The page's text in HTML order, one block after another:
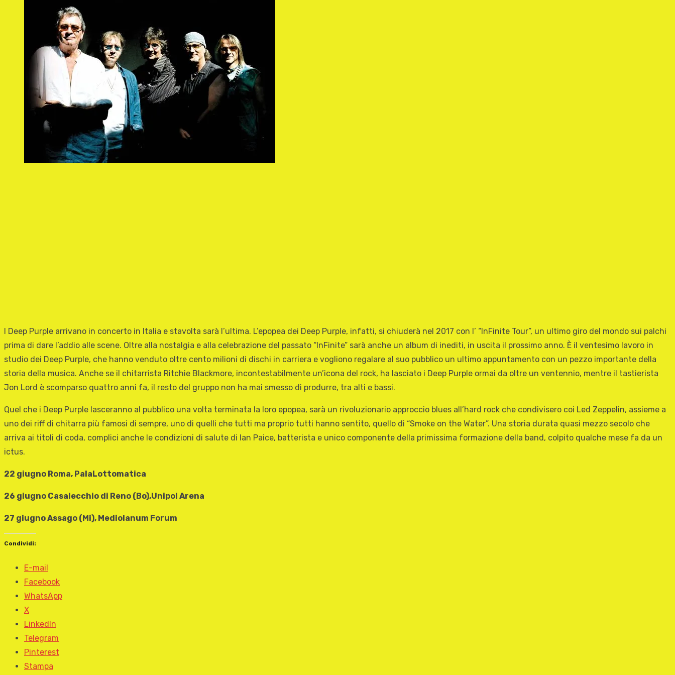
I Deep Purple arrivano in concerto in Italia e stavolta sarà l’ultima. L’epopea dei Deep Purple, infatti, si chiuderà nel 2017 con l’ “InFinite Tour”, un ultimo giro del mondo sui palchi
prima di dare l’addio alle scene. Oltre alla nostalgia e alla celebrazione del passato “InFinite” sarà anche un album di inediti, in uscita il prossimo anno. È il ventesimo lavoro in
studio dei Deep Purple, che hanno venduto oltre cento milioni di dischi in carriera e vogliono regalare al suo pubblico un ultimo appuntamento con un pezzo importante della
storia della musica. Anche se il chitarrista Ritchie Blackmore, incontestabilmente un’icona del rock, ha lasciato i Deep Purple ormai da oltre un ventennio, mentre il tastierista
Jon Lord è scomparso quattro anni fa, il resto del gruppo non ha mai smesso di produrre, tra alti e bassi.
Quel che i Deep Purple lasceranno al pubblico una volta terminata la loro epopea, sarà un rivoluzionario approccio blues all’hard rock che condivisero coi Led Zeppelin, assieme a
uno dei riff di chitarra più famosi di sempre, uno di quelli che tutti ma proprio tutti hanno sentito, quello di “Smoke on the Water”. Una storia durata quasi mezzo secolo che
arriva ai titoli di coda, complici anche le condizioni di salute di Ian Paice, batterista e unico componente della primissima formazione della band, colpito qualche mese fa da un
ictus.
22 giugno Roma, PalaLottomatica
26 giugno Casalecchio di Reno (Bo),Unipol Arena
27 giugno Assago (Mi), Mediolanum Forum
Condividi:
E-mail
Facebook
WhatsApp
X
LinkedIn
Telegram
Pinterest
Stampa